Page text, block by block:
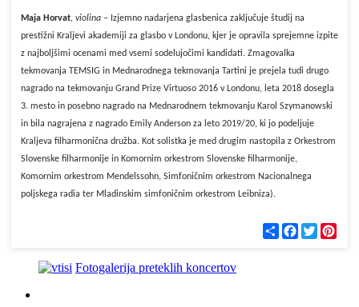
Maja Horvat, violina– Izjemno nadarjena glasbenica zaključuje študij na
prestižni Kraljevi akademiji za glasbo v Londonu, kjer je opravila sprejemne izpite
z najboljšimi ocenami med vsemi sodelujočimi kandidati. Zmagovalka
tekmovanja TEMSIG in Mednarodnega tekmovanja Tartini je prejela tudi drugo
nagrado na tekmovanju Grand Prize Virtuoso 2016 v Londonu, leta 2018 dosegla
3. mesto in posebno nagrado na Mednarodnem tekmovanju Karol Szymanowski
in bila nagrajena z nagrado Emily Anderson za leto 2019/20, ki jo podeljuje
Kraljeva filharmonična družba. Kot solistka je med drugim nastopila z Orkestrom
Slovenske filharmonije in Komornim orkestrom Slovenske filharmonije,
Komornim orkestrom Mendelssohn, Simfoničnim orkestrom Nacionalnega
poljskega radia ter Mladinskim simfoničnim orkestrom Leibniza).
С
п
F
a
T
w
Fotogalerija preteklih koncertov